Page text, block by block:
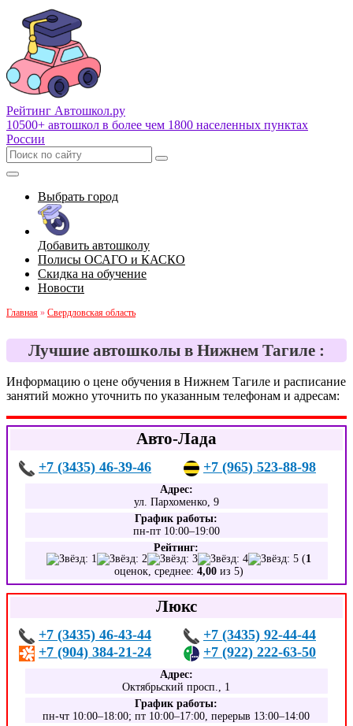
Рейтинг Автошкол.ру
10500+ автошкол в более чем 1800 населенных пунктах
России
Выбрать город
Добавить автошколу
Полисы ОСАГО и КАСКО
Скидка на обучение
Новости
Главная » Свердловская область
Лучшие автошколы в Нижнем Тагиле :
Информацию о цене обучения в Нижнем Тагиле и расписание
занятий можно уточнить по указанным телефонам и адресам:
Авто-Лада
+7 (3435) 46-39-46 +7 (965) 523-88-98
Адрес:
ул. Пархоменко, 9
График работы:
пн-пт 10:00–19:00
Рейтинг:
(1
оценок, среднее:4,00 из 5)
Люкс
+7 (3435) 46-43-44
+7 (3435) 92-44-44
+7 (904) 384-21-24
+7 (922) 222-63-50
Адрес:
Октябрьский просп., 1
График работы:
пн-чт 10:00–18:00; пт 10:00–17:00, перерыв 13:00–14:00